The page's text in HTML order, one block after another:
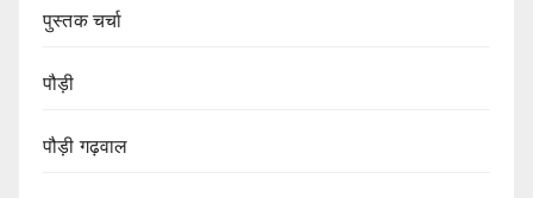
पुस्तक चर्चा
पौड़ी
पौड़ी गढ़वाल